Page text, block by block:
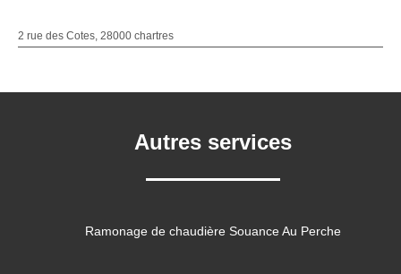
2 rue des Cotes, 28000 chartres
Autres services
Ramonage de chaudière Souance Au Perche